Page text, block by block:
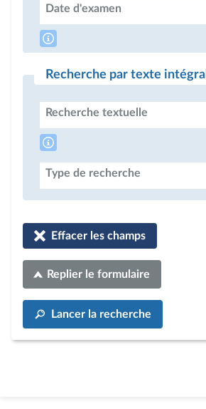
Date d'examen
Recherche par texte intégral
Recherche textuelle
Type de recherche
Effacer les champs
Replier le formulaire
Lancer la recherche